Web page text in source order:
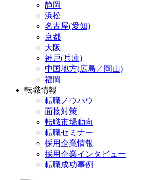
静岡
浜松
名古屋(愛知)
京都
大阪
神戸(兵庫)
中国地方(広島／岡山)
福岡
転職情報
転職ノウハウ
面接対策
転職市場動向
転職セミナー
採用企業情報
採用企業インタビュー
転職成功事例